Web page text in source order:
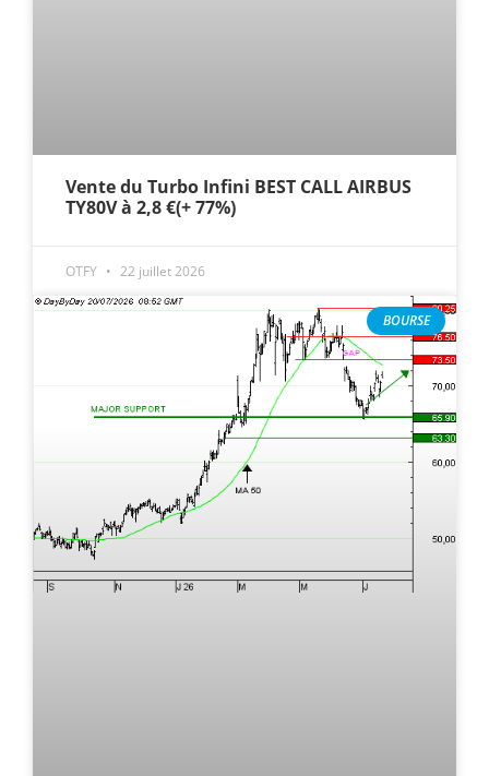
Vente du Turbo Infini BEST CALL AIRBUS
TY80V à 2,8 €(+ 77%)
OTFY 22 juillet 2026
BOURSE